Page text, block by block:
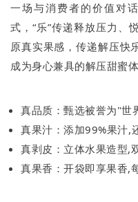
一场与消费者的价值对
式，“乐”传递释放压力、
原真实果感，传递解压快
成为身心兼具的解压甜蜜体
真品质：甄选被誉为"世
真果汁：添加99%果汁,
真剥皮：立体水果造型,
真果香：开袋即享果香,